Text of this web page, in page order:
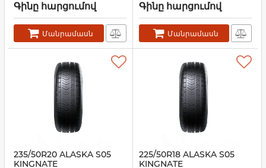
Գինը հարցումով
Մանրամասն
Գինը հարցումով
Մանրամասն
235/50R20 ALASKA S05
KINGNATE
225/50R18 ALASKA S05
KINGNATE